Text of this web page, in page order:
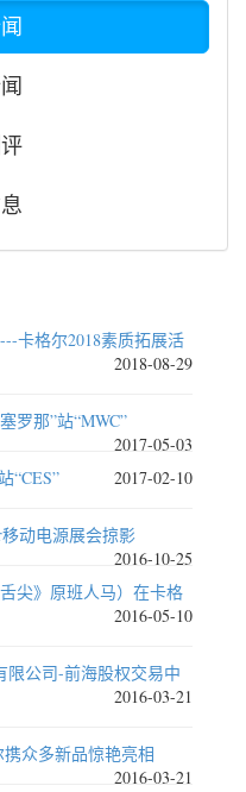
卡格尔2018素质拓展活
2018-08-29
罗那”站“MWC”
2017-05-03
“CES”
2017-02-10
动电源展会掠影
2016-10-25
尖》原班人马）在卡格
2016-05-10
限公司-前海股权交易中
2016-03-21
众多新品惊艳亮相
2016-03-21